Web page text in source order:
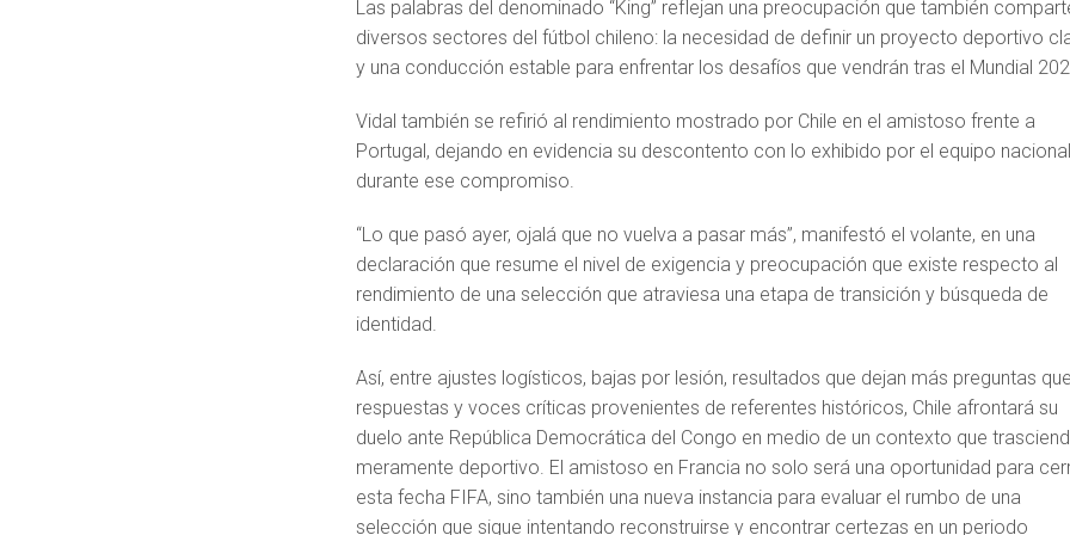
Las palabras del denominado “King” reflejan una preocupación que también
diversos sectores del fútbol chileno: la necesidad de definir un proyecto deportivo
y una conducción estable para enfrentar los desafíos que vendrán tras el Mundial
Vidal también se refirió al rendimiento mostrado por Chile en el amistoso frente a
Portugal, dejando en evidencia su descontento con lo exhibido por el equipo nacional
durante ese compromiso.
“Lo que pasó ayer, ojalá que no vuelva a pasar más”, manifestó el volante, en una
declaración que resume el nivel de exigencia y preocupación que existe respecto al
rendimiento de una selección que atraviesa una etapa de transición y búsqueda de
identidad.
Así, entre ajustes logísticos, bajas por lesión, resultados que dejan más preguntas que
respuestas y voces críticas provenientes de referentes históricos, Chile afrontará su
duelo ante República Democrática del Congo en medio de un contexto que
meramente deportivo. El amistoso en Francia no solo será una oportunidad para
esta fecha FIFA, sino también una nueva instancia para evaluar el rumbo de una
selección que sigue intentando reconstruirse y encontrar certezas en un periodo